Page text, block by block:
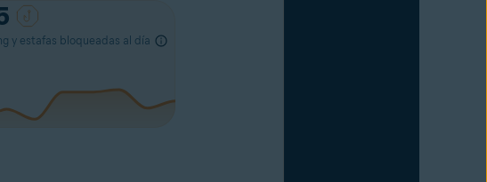
y estafas bloqueadas al día